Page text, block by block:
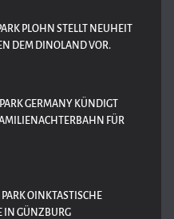
PLOHN STELLT NEUHEIT
DEM DINOLAND VOR.
GERMANY KÜNDIGT
FÜR 2
PARK OINKTASTISCHE
IN GÜNZBURG